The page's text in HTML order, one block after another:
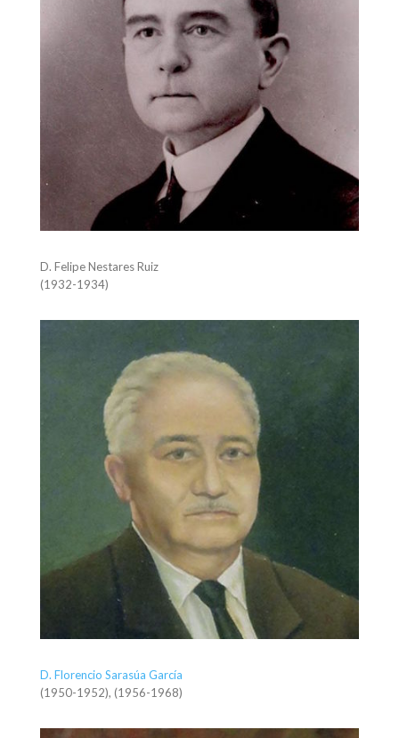
D. Felipe Nestares Ruiz
(1932-1934)
D. Florencio Sarasúa García
(1950-1952), (1956-1968)